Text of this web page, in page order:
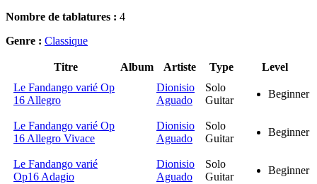
Nombre de tablatures : 4
Genre : Classique
Titre Album Artiste Type
Level
Le Fandango varié Op
16 Allegro
Dionisio
Aguado
Solo
Guitar
Beginner
Le Fandango varié Op
16 Allegro Vivace
Dionisio
Aguado
Solo
Guitar
Beginner
Le Fandango varié
Op16 Adagio
Dionisio
Aguado
Solo
Guitar
Beginner